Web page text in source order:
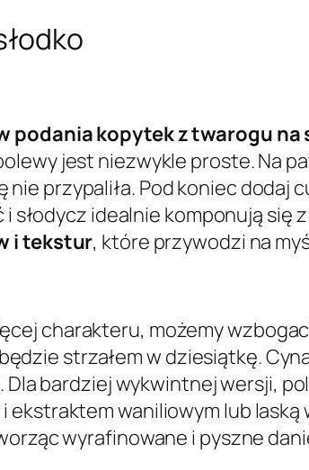
kopytek z twarogu na
jest niezwykle proste. Na
przypaliła. Pod koniec dodaj
idealnie komponują się
i tekstur, które przywodzi na
charakteru, możemy
będzie strzałem w dziesiątkę.
bardziej wykwintnej wersji,
waniliowym lub
wyrafinowane i pyszne